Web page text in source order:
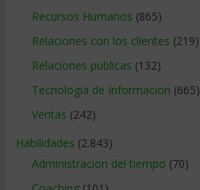
Recursos Humanos (865)
Relaciones con los clientes (219)
Relaciones publicas (132)
Tecnologia de Informacion (665)
Ventas (242)
Habilidades (2.843)
Administracion del tiempo (70)